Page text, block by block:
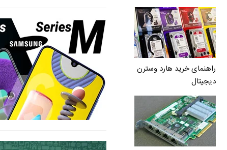
راهنمای خرید هارد وسترن
دیجیتال